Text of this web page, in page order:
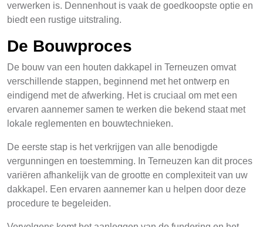
verwerken is. Dennenhout is vaak de goedkoopste optie en
biedt een rustige uitstraling.
De Bouwproces
De bouw van een houten dakkapel in Terneuzen omvat
verschillende stappen, beginnend met het ontwerp en
eindigend met de afwerking. Het is cruciaal om met een
ervaren aannemer samen te werken die bekend staat met
lokale reglementen en bouwtechnieken.
De eerste stap is het verkrijgen van alle benodigde
vergunningen en toestemming. In Terneuzen kan dit proces
variëren afhankelijk van de grootte en complexiteit van uw
dakkapel. Een ervaren aannemer kan u helpen door deze
procedure te begeleiden.